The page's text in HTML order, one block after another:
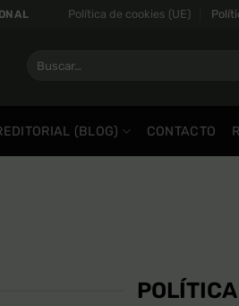
Política de cookies (UE)
(BLOG) CONTACTO